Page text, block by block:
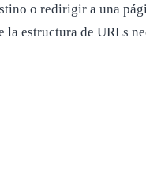
o redirigir a una
estructura de URLs